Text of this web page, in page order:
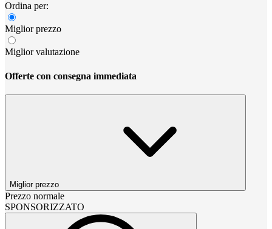
Ordina per:
Miglior prezzo
Miglior valutazione
Offerte con consegna immediata
Miglior prezzo
Prezzo normale
SPONSORIZZATO